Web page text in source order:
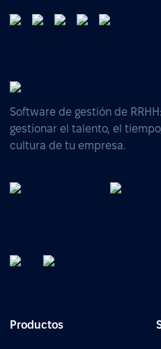
Software de gestión de
gestionar el talento, el
cultura de tu empresa.
Productos